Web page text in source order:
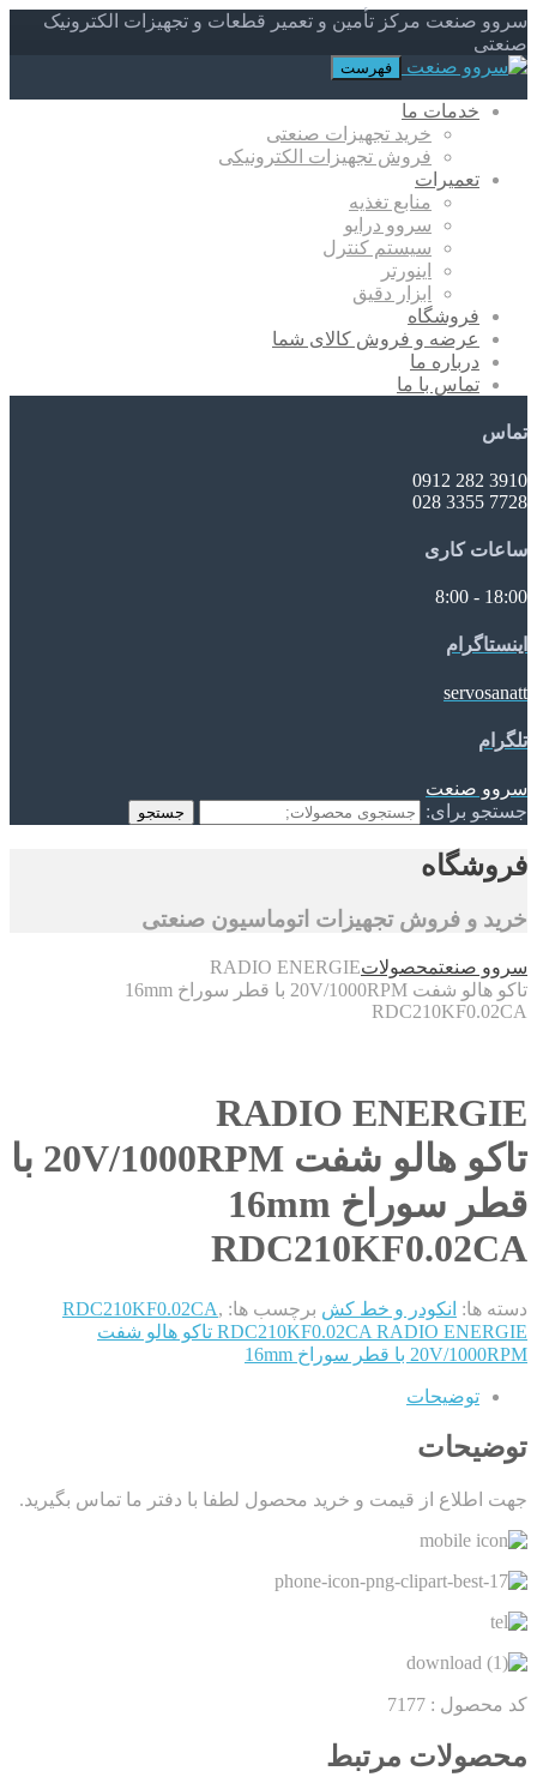
سروو صنعت مرکز تأمین و تعمیر قطعات و تجهیزات الکترونیک
صنعتی
فهرست
خدمات ما
خرید تجهیزات صنعتی
فروش تجهیزات الکترونیکی
تعمیرات
منابع تغذیه
سروو درایو
سیستم کنترل
اینورتر
ابزار دقیق
فروشگاه
عرضه و فروش کالای شما
درباره ما
تماس با ما
تماس
3910 282 0912
7728 3355 028
ساعات کاری
18:00 - 8:00
اینستاگرام
servosanatt
تلگرام
سروو صنعت
جستجو برای:
جستجو
فروشگاه
خرید و فروش تجهیزات اتوماسیون صنعتی
سروو صنعتمحصولاتRADIO ENERGIE
تاکو هالو شفت 20V/1000RPM با قطر سوراخ 16mm
RDC210KF0.02CA
RADIO ENERGIE
تاکو هالو شفت 20V/1000RPM با
قطر سوراخ 16mm
RDC210KF0.02CA
دسته ها: انکودر و خط کش برچسب ها: RDC210KF0.02CA,
RDC210KF0.02CA RADIO ENERGIE تاکو هالو شفت
20V/1000RPM با قطر سوراخ 16mm
توضیحات
توضیحات
جهت اطلاع از قیمت و خرید محصول لطفا با دفتر ما تماس بگیرید.
کد محصول : 7177
محصولات مرتبط